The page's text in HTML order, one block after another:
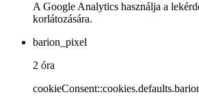
A Google Analytics használja a
korlátozására.
barion_pixel
2 óra